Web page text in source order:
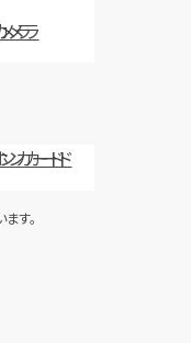
ラ
カード
す。